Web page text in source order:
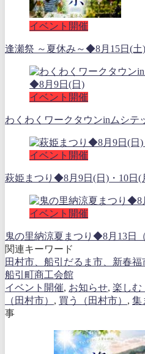
イベント開催
逢瀬祭 ～夏休み～◆8月15日(土
イベント開催
わくわくワークタウンinムシ
イベント開催
萩姫まつり◆8月9日(日)・10日(
イベント開催
鬼の里納涼夏まつり◆8月13日（
関連キーワード
田村市、船引だるま市、新春福
船引町商工会館
イベント開催, お知らせ, 楽しむ
（田村市） , 買う（田村市） , 集
事